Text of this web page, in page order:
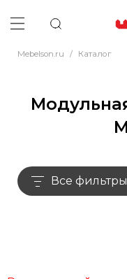
Mebelson.ru / Каталог
Все фильтры